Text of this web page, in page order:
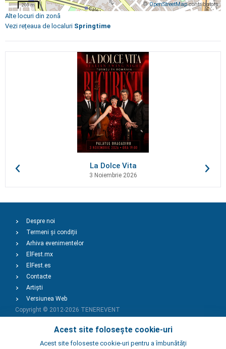
©OpenStreetMapcontributors
200 m
Alte locuri din zonă
Vezi rețeaua de localuri Springtime
La Dolce Vita
3 Noiembrie 2026
Acest site folosește cookie-uri
Acest site foloseste cookie-uri pentru a îmbunătăți
Despre noi
Termeni și condiții
Arhiva evenimentelor
ElFest.mx
ElFest.es
Contacte
Artiști
Versiunea Web
Copyright © 2012-2026 TENEREVENT
Adaugă Eveniment